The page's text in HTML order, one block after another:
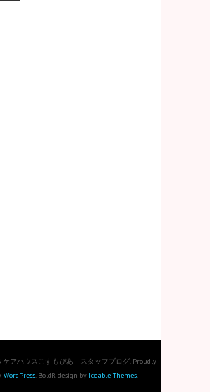
ケアハウスこすもぴあ スタッフブログ. Proudly
WordPress. BoldR design by Iceable Themes.